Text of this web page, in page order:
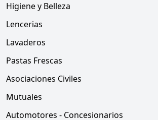
Higiene y Belleza
Lencerias
Lavaderos
Pastas Frescas
Asociaciones Civiles
Mutuales
Automotores - Concesionarios